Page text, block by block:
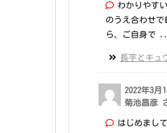
わかりやす
のうえ合わせで
ら、ご自身で
長芋とキュ
2022年3月
菊池昌彦
はじめまし